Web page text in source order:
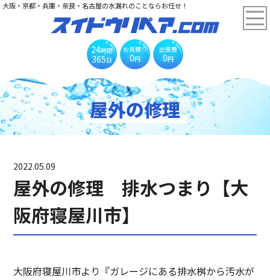
大阪・京都・兵庫・奈良・名古屋の水漏れのことならお任せ！
24時間
365日
お見積り
0円
出張費
0円
屋外の修理
2022.05.09
屋外の修理 排水つまり【大
阪府寝屋川市】
大阪府寝屋川市より『ガレージにある排水桝から汚水が